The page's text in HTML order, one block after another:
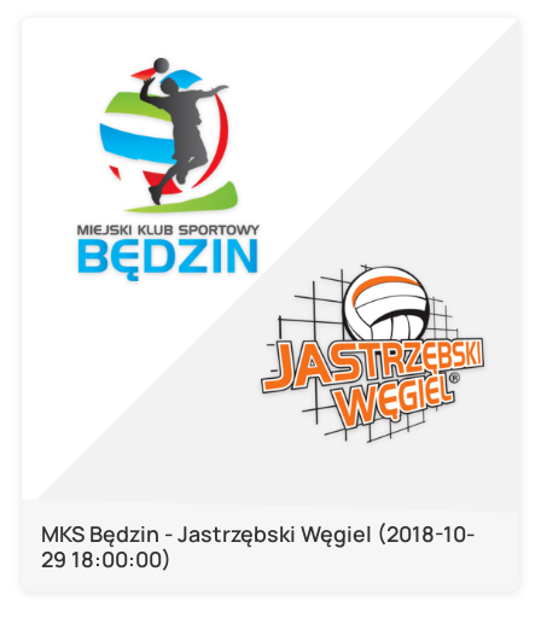
MKS Będzin - Jastrzębski Węgiel (2018-10-
29 18:00:00)